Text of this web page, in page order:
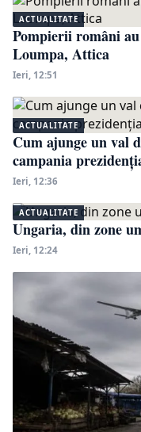
ACTUALITATE
Pompierii români
Loumpa, Attica
Ieri, 12:51
ACTUALITATE
Cum ajunge un val
campania
Ieri, 12:36
ACTUALITATE
Ungaria, din zone
Ieri, 12:24